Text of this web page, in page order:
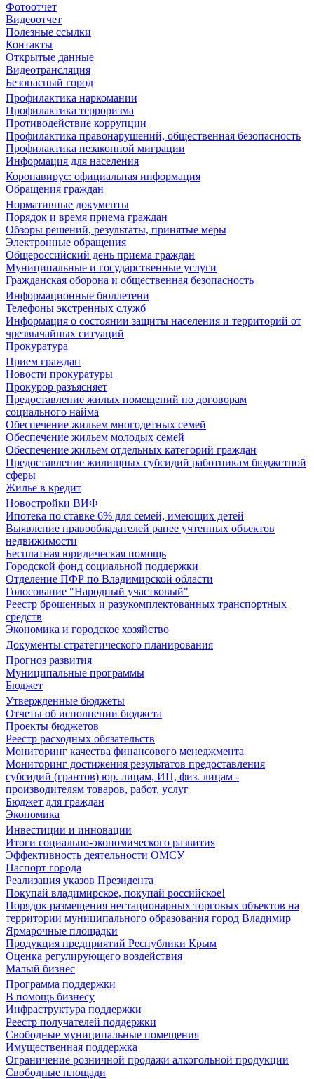
Фотоотчет
Видеоотчет
Полезные ссылки
Контакты
Открытые данные
Видеотрансляция
Безопасный город
Профилактика наркомании
Профилактика терроризма
Противодействие коррупции
Профилактика правонарушений, общественная безопасность
Профилактика незаконной миграции
Информация для населения
Коронавирус: официальная информация
Обращения граждан
Нормативные документы
Порядок и время приема граждан
Обзоры решений, результаты, принятые меры
Электронные обращения
Общероссийский день приема граждан
Муниципальные и государственные услуги
Гражданская оборона и общественная безопасность
Информационные бюллетени
Телефоны экстренных служб
Информация о состоянии защиты населения и территорий от
чрезвычайных ситуаций
Прокуратура
Прием граждан
Новости прокуратуры
Прокурор разъясняет
Предоставление жилых помещений по договорам
социального найма
Обеспечение жильем многодетных семей
Обеспечение жильем молодых семей
Обеспечение жильем отдельных категорий граждан
Предоставление жилищных субсидий работникам бюджетной
сферы
Жилье в кредит
Новостройки ВИФ
Ипотека по ставке 6% для семей, имеющих детей
Выявление правообладателей ранее учтенных объектов
недвижимости
Бесплатная юридическая помощь
Городской фонд социальной поддержки
Отделение ПФР по Владимирской области
Голосование "Народный участковый"
Реестр брошенных и разукомплектованных транспортных
средств
Экономика и городское хозяйство
Документы стратегического планирования
Прогноз развития
Муниципальные программы
Бюджет
Утвержденные бюджеты
Отчеты об исполнении бюджета
Проекты бюджетов
Реестр расходных обязательств
Мониторинг качества финансового менеджмента
Мониторинг достижения результатов предоставления
субсидий (грантов) юр. лицам, ИП, физ. лицам -
производителям товаров, работ, услуг
Бюджет для граждан
Экономика
Инвестиции и инновации
Итоги социально-экономического развития
Эффективность деятельности ОМСУ
Паспорт города
Реализация указов Президента
Покупай владимирское, покупай российское!
Порядок размещения нестационарных торговых объектов на
территории муниципального образования город Владимир
Ярмарочные площадки
Продукция предприятий Республики Крым
Оценка регулирующего воздействия
Малый бизнес
Программа поддержки
В помощь бизнесу
Инфраструктура поддержки
Реестр получателей поддержки
Свободные муниципальные помещения
Имущественная поддержка
Ограничение розничной продажи алкогольной продукции
Свободные площади